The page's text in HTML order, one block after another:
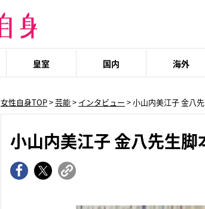
皇室 国内 海外
女性自身TOP>芸能> インタビュー > 小山内美江子 金八
小山内美江子 金八先生脚